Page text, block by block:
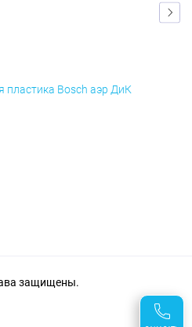
пластика Bosch аэр ДиК
защищены.